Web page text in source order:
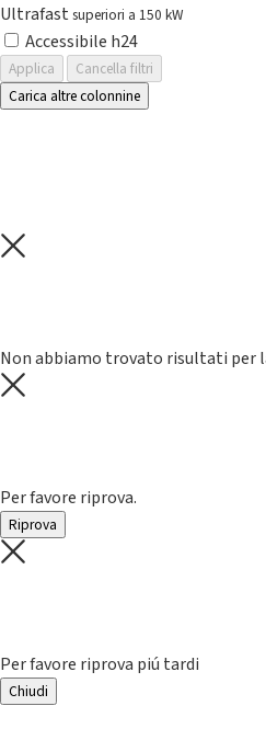
Ultrafast superiori a 150 kW
Accessibile h24
Applica
Cancella filtri
Carica altre colonnine
Non abbiamo trovato risultati per
Per favore riprova.
Riprova
Per favore riprova piú tardi
Chiudi